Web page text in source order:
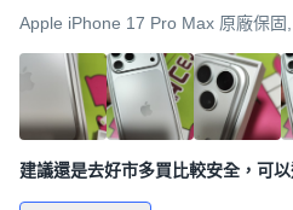
Apple iPhone 17 Pro Max 原廠保固
建議還是去好市多買比較安全，可